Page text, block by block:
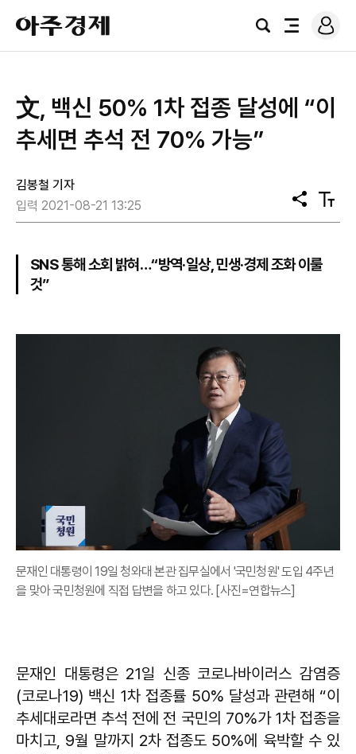
아
주
경
검
전
로
그
文, 백신 50% 1차 접종 달성에 “이
추세면 추석 전 70% 가능”
김봉철 기자
입력 2021-08-21 13:25
공
유
텍
스
SNS 통해 소회 밝혀…“방역·일상, 민생·경제 조화 이룰
것”
문재인 대통령이 19일 청와대 본관 집무실에서 '국민청원' 도입 4주년
을 맞아 국민청원에 직접 답변을 하고 있다. [사진=연합뉴스]
문재인 대통령은 21일 신종 코로나바이러스 감염증
(코로나19) 백신 1차 접종률 50% 달성과 관련해 “이
추세대로라면 추석 전에 전 국민의 70%가 1차 접종을
마치고, 9월 말까지 2차 접종도 50%에 육박할 수 있